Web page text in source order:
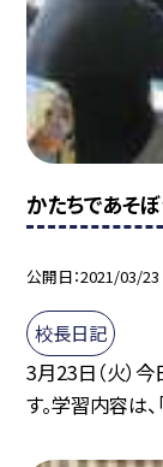
かたちであそ
公開日 2021/03/23
校長日記
3月23日（火）
す。学習内容は、